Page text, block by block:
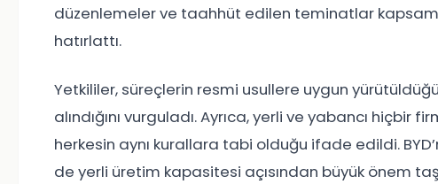
düzenlemeler ve taahhüt edilen teminatlar
hatırlattı.
Yetkililer, süreçlerin resmi usullere uygun
alındığını vurguladı. Ayrıca, yerli ve yabancı hiçbir
herkesin aynı kurallara tabi olduğu ifade edildi.
de yerli üretim kapasitesi açısından büyük önem